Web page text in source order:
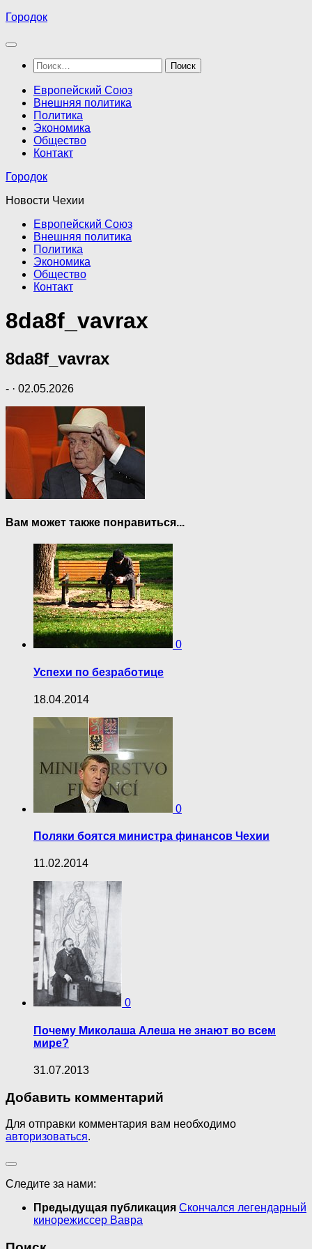
Перейти
содержимому
Городок
Найти:
Европейский Союз
Внешняя политика
Политика
Экономика
Общество
Контакт
Городок
Новости Чехии
Европейский Союз
Внешняя политика
Политика
Экономика
Общество
Контакт
8da8f_vavrax
8da8f_vavrax
- · 02.05.2026
Вам может также понравиться...
0
Успехи по безработице
18.04.2014
0
Поляки боятся министра финансов Чехии
11.02.2014
0
Почему Миколаша Алеша не знают во всем
мире?
31.07.2013
Добавить комментарий
Для отправки комментария вам необходимо
авторизоваться.
Следите за нами:
Предыдущая публикация Скончался легендарный
кинорежиссер Вавра